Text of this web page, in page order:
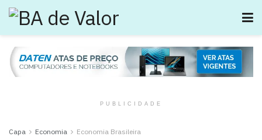
PUBLICIDADE
Capa Economia Economia Brasileira